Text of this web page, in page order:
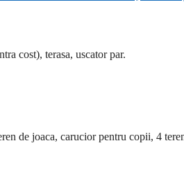
cost), terasa, uscator par.
de joaca, carucior pentru copii, 4